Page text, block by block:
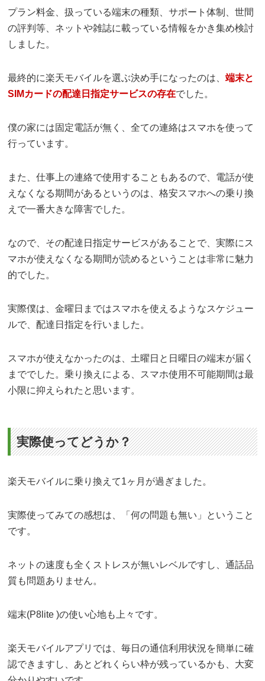
プラン料金、扱っている端末の種類、サポート体制、世間
の評判等、ネットや雑誌に載っている情報をかき集め検討
しました。
最終的に楽天モバイルを選ぶ決め手になったのは、端末と
SIMカードの配達日指定サービスの存在でした。
僕の家には固定電話が無く、全ての連絡はスマホを使って
行っています。
また、仕事上の連絡で使用することもあるので、電話が使
えなくなる期間があるというのは、格安スマホへの乗り換
えで一番大きな障害でした。
なので、その配達日指定サービスがあることで、実際にス
マホが使えなくなる期間が読めるということは非常に魅力
的でした。
実際僕は、金曜日まではスマホを使えるようなスケジュー
ルで、配達日指定を行いました。
スマホが使えなかったのは、土曜日と日曜日の端末が届く
まででした。乗り換えによる、スマホ使用不可能期間は最
小限に抑えられたと思います。
実際使ってどうか？
楽天モバイルに乗り換えて1ヶ月が過ぎました。
実際使ってみての感想は、「何の問題も無い」ということ
です。
ネットの速度も全くストレスが無いレベルですし、通話品
質も問題ありません。
端末(P8lite )の使い心地も上々です。
楽天モバイルアプリでは、毎日の通信利用状況を簡単に確
認できますし、あとどれくらい枠が残っているかも、大変